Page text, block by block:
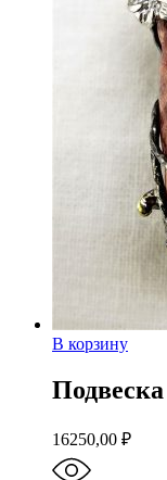
В корзину
16250,00 ₽